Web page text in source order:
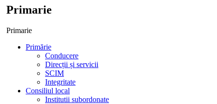
Primarie
Primarie
Primărie
Conducere
Direcții și servicii
SCIM
Integritate
Consiliul local
Institutii subordonate